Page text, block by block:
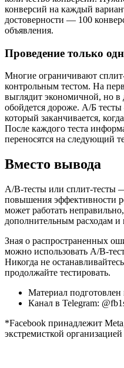
конверсий на каждый
достоверности — 100
объявления.
Проведение только
Многие ограничивают
контрольным тестом. На
выглядит экономичной, но в
обойдется дороже. А/Б
который заканчивается,
После каждого теста
переносятся на следующий
Вместо вывода
A/B-тесты или сплит-тесты
повышения эффективности
может работать
дополнительным расходам и
Зная о распространенных
можно использовать A/B-
Никогда не
продолжайте тестировать.
Материал подготовлен
Канал в Telegram:
*Facebook принадлежит
экстремисткой